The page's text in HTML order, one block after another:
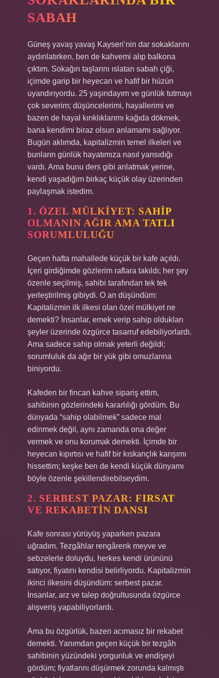
SABAH
Güneş yavaş yavaş Kayseri’nin dar sokaklarını
aydınlatırken, ben de kahvemi alıp balkona
çıktım. Sokağın taşlarını ıslatan sabah çiği,
içimde garip bir heyecan ve hafif bir hüzün
uyandırıyordu. 25 yaşındayım ve günlük tutmayı
çok severim; düşüncelerimi, hayallerimi ve
bazen de hayal kırıklıklarımı kağıda dökmek,
bana kendimi biraz olsun anlamamı sağlıyor.
Bugün aklımda, kapitalizmin temel ilkeleri ve
bunların günlük hayatımıza nasıl yansıdığı
vardı. Ama bunu ders gibi anlatmak yerine,
kendi yaşadığım birkaç küçük olay üzerinden
paylaşmak istedim.
1. ÖZEL MÜLKIYET: SAHIP
OLMANIN AĞIR AMA TATLI
SORUMLULUĞU
Geçen hafta mahallede küçük bir kafe açıldı.
İçeri girdiğimde gözlerim raflara takıldı; her şey
özenle seçilmiş, sahibi tarafından tek tek
yerleştirilmiş gibiydi. O an düşündüm:
Kapitalizmin ilk ilkesi olan özel mülkiyet ne
demekti? İnsanlar, emek verip sahip oldukları
şeyler üzerinde özgürce tasarruf edebiliyorlardı.
Ama sadece sahip olmak yeterli değildi;
sorumluluk da ağır bir yük gibi omuzlarına
biniyordu.
Kafeden bir fincan kahve sipariş ettim,
sahibinin gözlerindeki kararlılığı gördüm. Bu
dünyada “sahip olabilmek” sadece mal
edinmek değil, aynı zamanda ona değer
vermek ve onu korumak demekti. İçimde bir
heyecan kıpırtısı ve hafif bir kıskançlık karışımı
hissettim; keşke ben de kendi küçük dünyamı
böyle özenle şekillendirebilseydim.
2. SERBEST PAZAR: FIRSAT
VE REKABETIN DANSI
Kafe sonrası yürüyüş yaparken pazara
uğradım. Tezgâhlar rengârenk meyve ve
sebzelerle doluydu, herkes kendi ürününü
satıyor, fiyatını kendisi belirliyordu. Kapitalizmin
ikinci ilkesini düşündüm: serbest pazar.
İnsanlar, arz ve talep doğrultusunda özgürce
alışveriş yapabiliyorlardı.
Ama bu özgürlük, bazen acımasız bir rekabet
demekti. Yanımdan geçen küçük bir tezgâh
sahibinin yüzündeki yorgunluk ve endişeyi
gördüm; fiyatlarını düşürmek zorunda kalmıştı